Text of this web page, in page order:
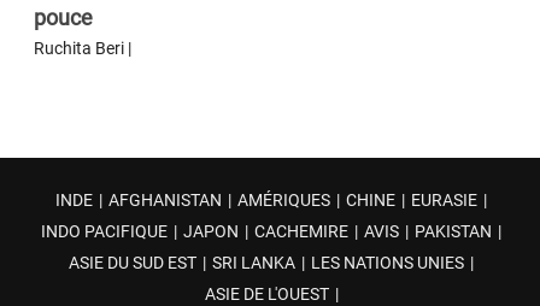
pouce
Ruchita Beri |
INDE | AFGHANISTAN | AMÉRIQUES | CHINE | EURASIE |
INDO PACIFIQUE | JAPON | CACHEMIRE | AVIS | PAKISTAN |
ASIE DU SUD EST | SRI LANKA | LES NATIONS UNIES |
ASIE DE L'OUEST |